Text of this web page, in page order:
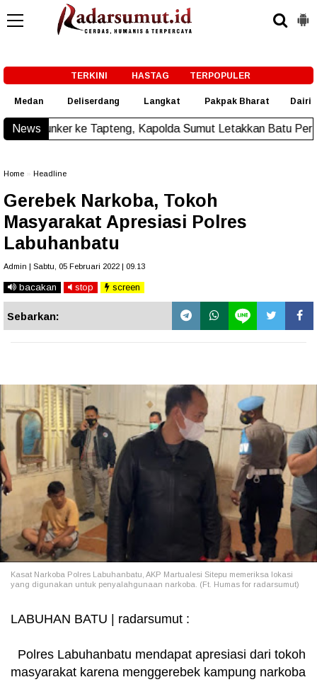
TERKINI HASTAG TERPOPULER
Medan Deliserdang Langkat Pakpak Bharat Dairi
News Kapolda Sumut Letakkan Batu Pertama
Home Headline
Gerebek Narkoba, Tokoh
Masyarakat Apresiasi Polres
Labuhanbatu
Admin | Sabtu, 05 Februari 2022 | 09.13
bacakan stop screen
Sebarkan:
Kasat Narkoba Polres Labuhanbatu, AKP Martualesi Sitepu memeriksa lokasi
yang digunakan untuk penyalahgunaan narkoba. (Ft. Humas for radarsumut)
LABUHAN BATU | radarsumut :
Polres Labuhanbatu mendapat apresiasi dari tokoh
masyarakat karena menggerebek kampung narkoba